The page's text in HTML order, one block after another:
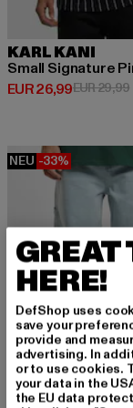
KARL KANI
Small Signature
EUR 26,99
Derzeitiger Preis:
EUR 29,99
NEU -33%
GREAT
HERE!
DefShop uses
save your
provide and
advertising. In
or to use cookies.
your data in the
the EU data